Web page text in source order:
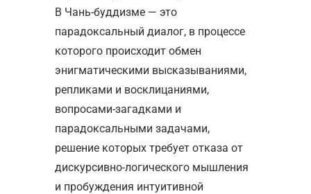
В Чань-буддизме — это
парадоксальный диалог, в процессе
которого происходит обмен
энигматическими высказываниями,
репликами и восклицаниями,
вопросами-загадками и
парадоксальными задачами,
решение которых требует отказа от
дискурсивно-логического мышления
и пробуждения интуитивной